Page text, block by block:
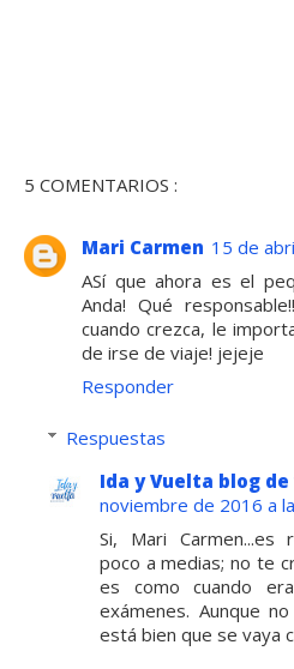
5 COMENTARIOS :
Mari Carmen 15 de
ASí que ahora es el
Anda! Qué
cuando crezca, le
de irse de viaje! jejeje
Responder
Respuestas
Ida y Vuelta blog
noviembre de 2016 a
Si, Mari Carmen...es
poco a medias; no te
es como cuando
exámenes. Aunque
está bien que se vaya